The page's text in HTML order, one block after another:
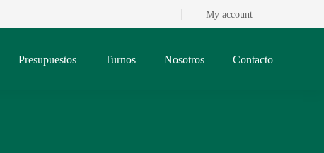
My account
Presupuestos Turnos Nosotros Contacto